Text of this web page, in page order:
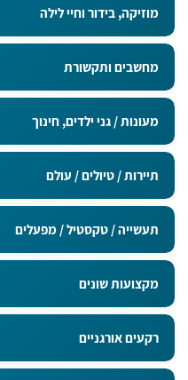
מוזיקה, בידור וחיי לילה
מחשבים ותקשורת
מעונות / גני ילדים, חינוך
תיירות / טיולים / עולם
תעשייה / טקסטיל / מפעלים
מקצועות שונים
רקעים אורגניים